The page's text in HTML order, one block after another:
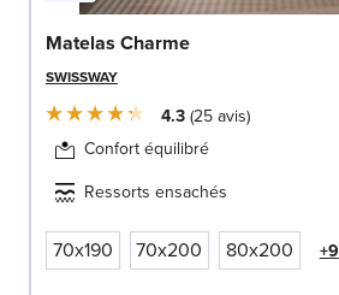
Matelas Charme
SWISSWAY
4.3 25avis
Confort équilibré
Ressorts ensachés
70x190 70x200 80x200 +9